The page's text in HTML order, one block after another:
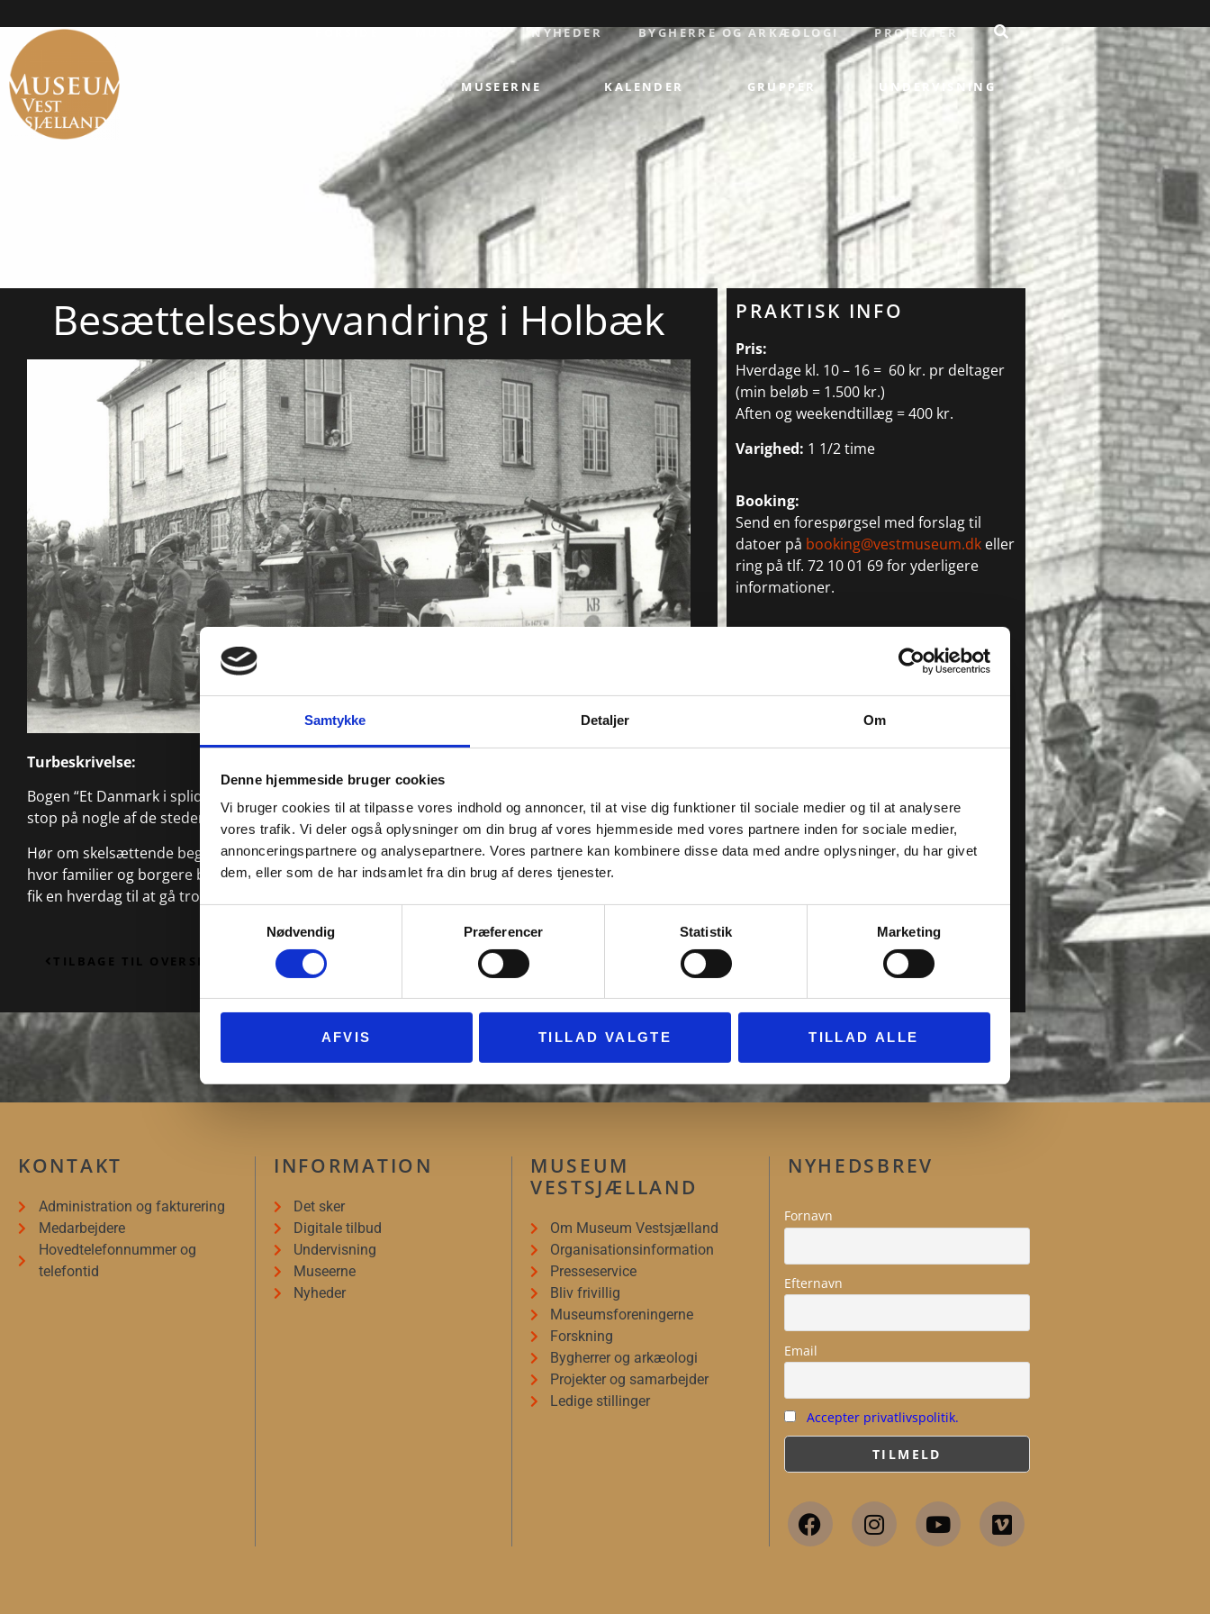
Samtykke Detaljer Om
Denne hjemmeside bruger cookies
Vi bruger cookies til at tilpasse vores indhold og annoncer, til at vise dig funktioner til sociale medier og til at analysere
vores trafik. Vi deler også oplysninger om din brug af vores hjemmeside med vores partnere inden for sociale medier,
annonceringspartnere og analysepartnere. Vores partnere kan kombinere disse data med andre oplysninger, du har givet
dem, eller som de har indsamlet fra din brug af deres tjenester.
Nødvendig
Præferencer Statistik Marketing
AFVIS TILLAD VALGTE TILLAD ALLE
FORSIDE MUSEERNE NYHEDER BYGHERRE OG ARKÆOLOGI PROJEKTER
MUSEERNE KALENDER GRUPPER UNDERVISNING
Besættelsesbyvandring i Holbæk
Turbeskrivelse:
Bogen “Et Danmark i splid med sig selv” danner udgangspunkt for en tur i byens centrum med
stop på nogle af de steder, hvor der var hændelser under besættelsen 1940-45.
Hør om skelsættende begivenheder og markante personligheder fra en mørk periode i historien,
hvor familier og borgere bekæmpede hinanden og tyskerne medens de fleste passede sig selv og
fik en hverdag til at gå trods krigen.
TILBAGE TIL OVERSIGT
PRAKTISK INFO
Pris:
Hverdage kl. 10 – 16 = 60 kr. pr deltager
(min beløb = 1.500 kr.)
Aften og weekendtillæg = 400 kr.
Varighed: 1 1/2 time
Booking:
Send en forespørgsel med forslag til
datoer på booking@vestmuseum.dk eller
ring på tlf. 72 10 01 69 for yderligere
informationer.
KONTAKT
Administration og fakturering
Medarbejdere
Hovedtelefonnummer og
telefontid
INFORMATION
Det sker
Digitale tilbud
Undervisning
Museerne
Nyheder
MUSEUM
VESTSJÆLLAND
Om Museum Vestsjælland
Organisationsinformation
Presseservice
Bliv frivillig
Museumsforeningerne
Forskning
Bygherrer og arkæologi
Projekter og samarbejder
Ledige stillinger
NYHEDSBREV
Fornavn
Efternavn
Email
Accepter privatlivspolitik.